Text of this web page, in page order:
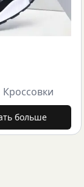
Кроссовки
больше